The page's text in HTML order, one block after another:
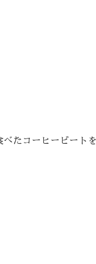
たコーヒービート